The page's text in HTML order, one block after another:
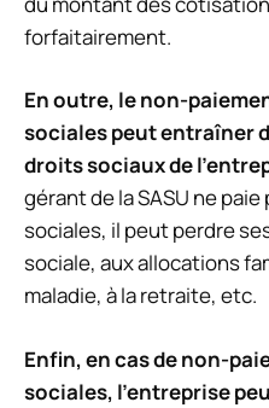
forfaitairement.
En outre, le non-
sociales peut entraîner
droits sociaux de
gérant de la SASU ne
sociales, il peut perdre
sociale, aux allocations
maladie, à la retraite, etc.
Enfin, en cas de non-
sociales, l’entreprise